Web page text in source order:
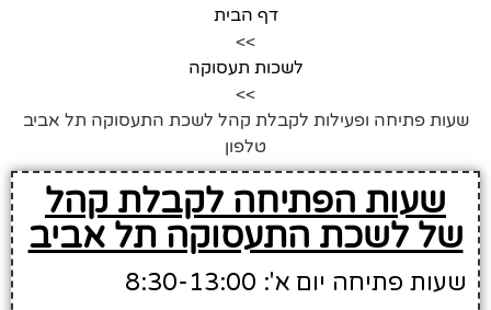
דף הבית
>>
לשכות תעסוקה
>>
שעות פתיחה ופעילות לקבלת קהל לשכת התעסוקה תל אביב
טלפון
שעות הפתיחה לקבלת קהל
של לשכת התעסוקה תל אביב
שעות פתיחה יום א': 8:30-13:00